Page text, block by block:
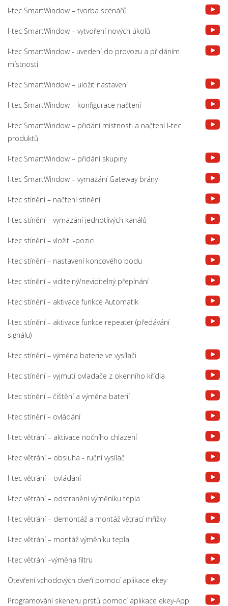
I-tec SmartWindow – tvorba scénářů
I-tec SmartWindow – vytvoření nových úkolů
I-tec SmartWindow - uvedení do provozu a přidáním
místnosti
I-tec SmartWindow – uložit nastavení
I-tec SmartWindow – konfigurace načtení
I-tec SmartWindow – přidání místnosti a načtení I-tec
produktů
I-tec SmartWindow – přidání skupiny
I-tec SmartWindow – vymazání Gateway brány
I-tec stínění – načtení stínění
I-tec stínění – vymazání jednotlivých kanálů
I-tec stínění – vložit I-pozici
I-tec stínění – nastavení koncového bodu
I-tec stínění – viditelný/neviditelný přepínání
I-tec stínění – aktivace funkce Automatik
I-tec stínění – aktivace funkce repeater (předávání
signálu)
I-tec stínění – výměna baterie ve vysílači
I-tec stínění – vyjmutí ovladače z okenního křídla
I-tec stínění – čištění a výměna baterií
I-tec stínění – ovládání
I-tec větrání – aktivace nočního chlazení
I-tec větrání – obsluha - ruční vysílač
I-tec větrání – ovládání
I-tec větrání – odstranění výměníku tepla
I-tec větrání – demontáž a montáž větrací mřížky
I-tec větrání – montáž výměníku tepla
I-tec větrání –výměna filtru
Otevření vchodových dveří pomocí aplikace ekey
Programování skeneru prstů pomocí aplikace ekey-App